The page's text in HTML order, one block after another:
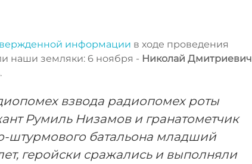
информации в ходе проведения
наши земляки: 6 ноября - Николай Дмитриевич
.
взвода радиопомех роты
Румиль Низамов и гранатометчик
штурмового батальона младший
геройски сражались и выполняли